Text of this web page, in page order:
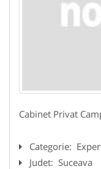
Cabinet Privat
Categorie:
Judet: Suceava